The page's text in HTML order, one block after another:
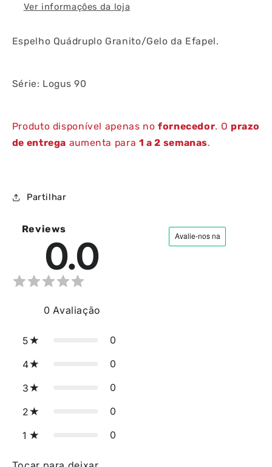
Ver informações da loja
Espelho Quádruplo Granito/Gelo da Efapel.
Série: Logus 90
Produto disponível apenas nofornecedor. O prazo
de entrega aumenta para 1 a 2 semanas.
Partilhar
Reviews
0.0
0 Avaliação
5 0
4 0
3 0
2 0
1 0